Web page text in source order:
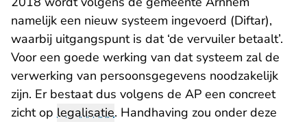
namelijk een nieuw systeem ingevoerd (Diftar),
waarbij uitgangspunt is dat ‘de vervuiler betaalt’.
Voor een goede werking van dat systeem zal de
verwerking van persoonsgegevens noodzakelijk
zijn. Er bestaat dus volgens de AP een concreet
zicht op legalisatie. Handhaving zou onder deze